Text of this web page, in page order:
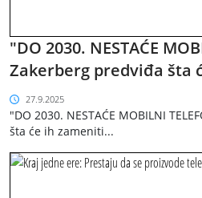
"DO 2030. NESTAĆE
Zakerberg predviđa šta
27.9.2025
"DO 2030. NESTAĆE MOBILNI
šta će ih zameniti...